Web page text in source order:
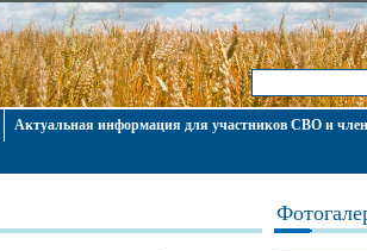
Актуальная информация для участников СВО и